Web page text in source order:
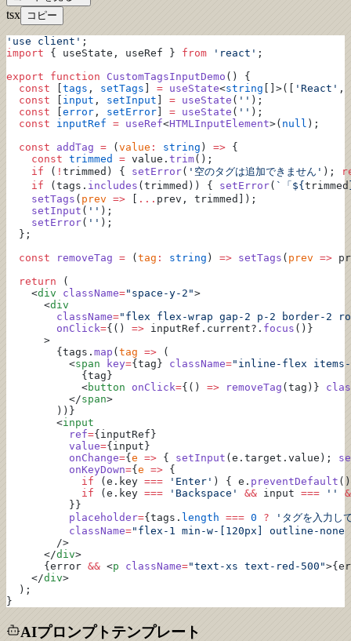
tsx コピー
'use client' ;
import { useState, useRef } from 'react' ;
export function CustomTagsInputDemo () {
  const
tags , setTags = useState<string []>([ 'React' ,
  const
input , setInput = useState ( '' );
  const
error , setError = useState ( '' );
  const
inputRef = useRef<HTMLInputElement>( null );
  const
addTag = ( value : string ) => {
    const
trimmed = value. trim();
    if
( ! trimmed) { setError( '空のタグは追加できません' );
    if
(tags. includes (trimmed)) { setError( `「${ trimmed
    setTags
( prev => ... prev, trimmed]);
    setInput
( '' );
    setError
( '' );
  };
  const
removeTag = ( tag : string ) => setTags ( prev =>
  return
(
    <
div className="space-y-2">
      <
div
        className
="flex flex-wrap gap-2 p-2 border-2
        onClick
={() => inputRef.current?. focus ()}
      >
        {tags.
map ( tag => (
          <
span key={tag} className="inline-flex items-
            {tag}
            <
button onClick={() => removeTag (tag)}
          </
span>
        ))}
        <
input
          ref
={inputRef}
          value
={input}
          onChange
={ e => { setInput (e.target.value);
          onKeyDown
={ e => {
            if
(e.key === 'Enter' ) { e. preventDefault
            if
(e.key === 'Backspace' && input === ''
          }}
          placeholder
={tags. length === 0 ? 'タグを入力
          className
="flex-1 min-w-[120px] outline-none
        />
      </
div>
      {error
&& <p className="text-xs text-red-500"
    </
div>
  );
}
AIプロンプトテンプレート